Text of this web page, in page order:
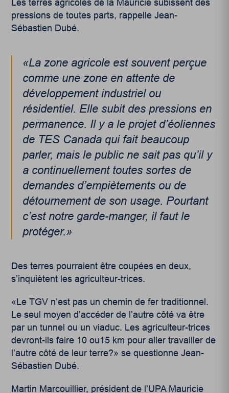
Les terres agricoles de la Mauricie subissent des
pressions de toutes parts, rappelle Jean-
Sébastien Dubé.
«La zone agricole est souvent perçue
comme une zone en attente de
développement industriel ou
résidentiel. Elle subit des pressions en
permanence. Il y a le projet d’éoliennes
de TES Canada qui fait beaucoup
parler, mais le public ne sait pas qu’il y
a continuellement toutes sortes de
demandes d’empiètements ou de
détournement de son usage. Pourtant
c’est notre garde-manger, il faut le
protéger.»
Des terres pourraient être coupées en deux,
s’inquiètent les agriculteur-trices.
«Le TGV n’est pas un chemin de fer traditionnel.
Le seul moyen d’accéder de l’autre côté va être
par un tunnel ou un viaduc. Les agriculteur-trices
devront-ils faire 10 ou15 km pour aller travailler de
l’autre côté de leur terre?» se questionne Jean-
Sébastien Dubé.
Martin Marcouillier, président de l’UPA Mauricie